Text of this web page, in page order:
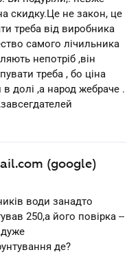
скидку.Це не закон, це
треба від виробника
самого лічильника
непотріб ,він
треба , бо ціна
в долі ,а народ жебраче .
(google)
води занадто
250,а його повірка --
де?